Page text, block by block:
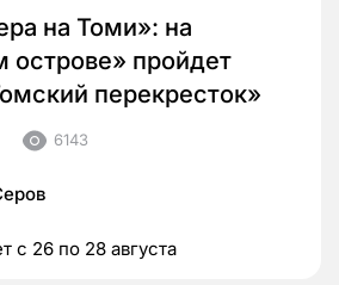
на Томи»: на
пройдет
перекресток»
6143
с 26 по 28 августа